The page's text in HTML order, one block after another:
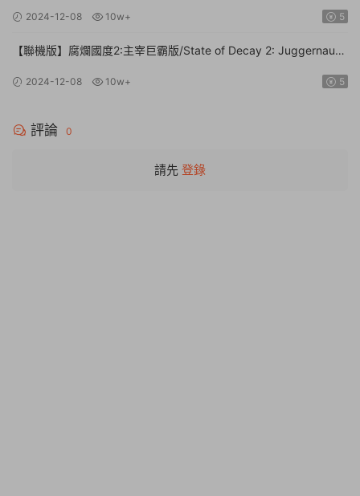
2024-12-08 10w+ 5
【聯機版】腐爛國度2:主宰巨霸版/State of Decay 2: Juggernaut
2024-12-08 10w+ 5
評論 0
請先 登錄